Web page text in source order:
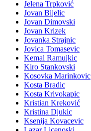
Jelena Trpković
Jovan Bijelic
Jovan Dimovski
Jovan Krizek
Jovanka Strajnic
Jovica Tomasevic
Kemal Ramujkic
Kiro Stankovski
Kosovka Marinkovic
Kosta Bradic
Kosta Krivokapic
Kristian Kreković
Kristina Djukic
Ksenija Kovacevic